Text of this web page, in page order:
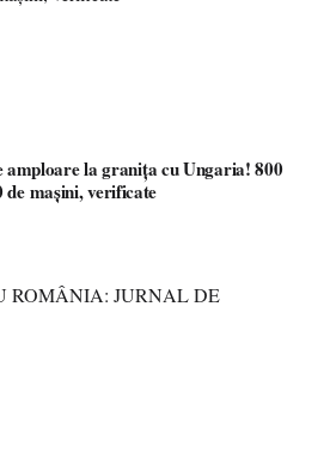
la granița cu Ungaria! 800
de mașini, verificate